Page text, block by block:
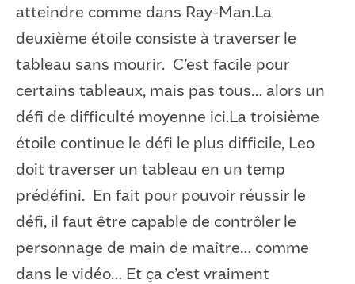
atteindre comme dans Ray-Man.La
deuxième étoile consiste à traverser le
tableau sans mourir. C’est facile pour
certains tableaux, mais pas tous… alors un
défi de difficulté moyenne ici.La troisième
étoile continue le défi le plus difficile, Leo
doit traverser un tableau en un temp
prédéfini. En fait pour pouvoir réussir le
défi, il faut être capable de contrôler le
personnage de main de maître… comme
dans le vidéo… Et ça c’est vraiment